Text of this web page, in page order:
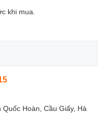
khi mua.
Hoàn, Cầu Giấy, Hà